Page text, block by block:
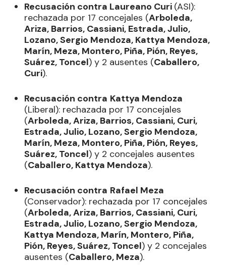
Recusación contra Laureano Curi (ASI):
rechazada por 17 concejales (Arboleda,
Ariza, Barrios, Cassiani, Estrada, Julio,
Lozano, Sergio Mendoza, Kattya Mendoza,
Marín, Meza, Montero, Piña, Pión, Reyes,
Suárez, Toncel) y 2 ausentes (Caballero,
Curi).
Recusación contra Kattya Mendoza
(Liberal): rechazada por 17 concejales
(Arboleda, Ariza, Barrios, Cassiani, Curi,
Estrada, Julio, Lozano, Sergio Mendoza,
Marín, Meza, Montero, Piña, Pión, Reyes,
Suárez, Toncel) y 2 concejales ausentes
(Caballero, Kattya Mendoza).
Recusación contra Rafael Meza
(Conservador): rechazada por 17 concejales
(Arboleda, Ariza, Barrios, Cassiani, Curi,
Estrada, Julio, Lozano, Sergio Mendoza,
Kattya Mendoza, Marín, Montero, Piña,
Pión, Reyes, Suárez, Toncel) y 2 concejales
ausentes (Caballero, Meza).